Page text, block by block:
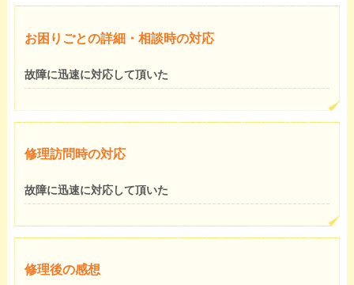
お困りごとの詳細・相談時の対応
故障に迅速に対応して頂いた
修理訪問時の対応
故障に迅速に対応して頂いた
修理後の感想